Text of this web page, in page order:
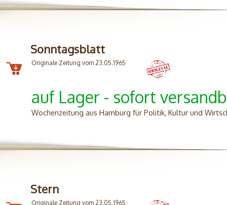
Sonntagsblatt
Originale Zeitung vom 23.05.1965
auf Lager - sofort
Wochenzeitung aus Hamburg für Politik, Kultur und
Stern
Originale Zeitung vom 23.05.1965